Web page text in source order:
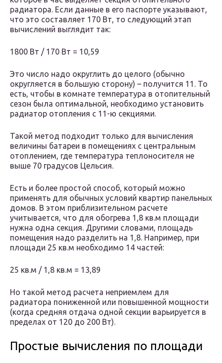
радиатора. Если данные в его паспорте указывают,
что это составляет 170 Вт, то следующий этап
вычислений выглядит так:
1800 Вт / 170 Вт = 10,59
Это число надо округлить до целого (обычно
округляется в большую сторону) – получится 11. То
есть, чтобы в комнате температура в отопительный
сезон была оптимальной, необходимо установить
радиатор отопления с 11-ю секциями.
Такой метод подходит только для вычисления
величины батареи в помещениях с центральным
отоплением, где температура теплоносителя не
выше 70 градусов Цельсия.
Есть и более простой способ, который можно
применять для обычных условий квартир панельных
домов. В этом приблизительном расчете
учитывается, что для обогрева 1,8 кв.м площади
нужна одна секция. Другими словами, площадь
помещения надо разделить на 1,8. Например, при
площади 25 кв.м необходимо 14 частей:
25 кв.м / 1,8 кв.м = 13,89
Но такой метод расчета неприемлем для
радиатора пониженной или повышенной мощности
(когда средняя отдача одной секции варьируется в
пределах от 120 до 200 Вт).
Простые вычисления по площади